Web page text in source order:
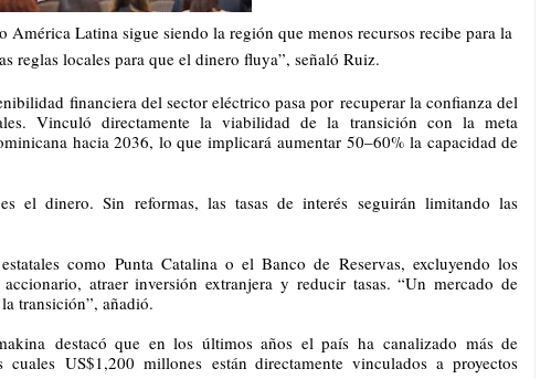
Latina sigue siendo la región que menos recursos recibe para la
reglas locales para que el dinero fluya”, señaló Ruiz.
financiera del sector eléctrico pasa por recuperar la confianza del
Vinculó directamente la viabilidad de la transición con la meta
hacia 2036, lo que implicará aumentar 50–60% la capacidad de
el dinero. Sin reformas, las tasas de interés seguirán limitando las
como Punta Catalina o el Banco de Reservas, excluyendo los
atraer inversión extranjera y reducir tasas. “Un mercado de
transición”, añadió.
destacó que en los últimos años el país ha canalizado más de
US$1,200 millones están directamente vinculados a proyectos